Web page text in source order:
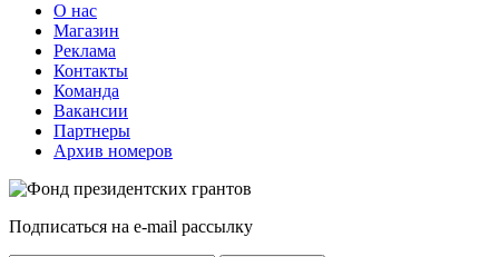
О нас
Магазин
Реклама
Контакты
Команда
Вакансии
Партнеры
Архив номеров
Подписаться на e-mail рассылку